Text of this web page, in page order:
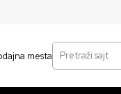
mesta Pretraži sajt